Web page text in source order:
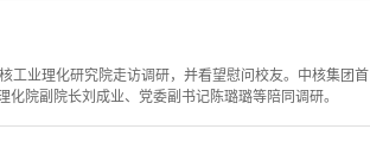
工业理化研究院走访调研，并看望慰问校友。中核集团首
院副院长刘成业、党委副书记陈璐璐等陪同调研。